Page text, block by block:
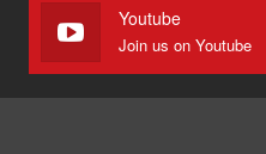
Youtube
Join us on Youtube